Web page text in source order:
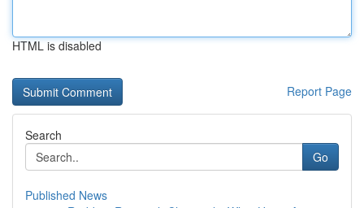
HTML is disabled
Report Page
Search
Go
Published News